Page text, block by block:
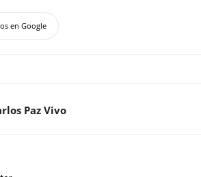
en Google
Paz Vivo